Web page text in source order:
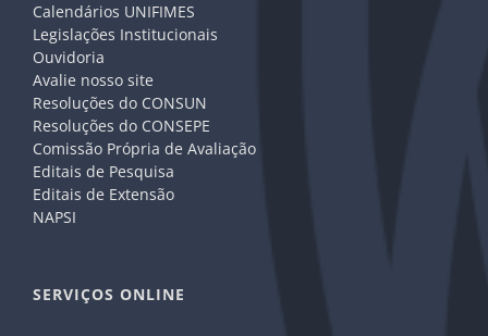
Calendários UNIFIMES
Legislações Institucionais
Ouvidoria
Avalie nosso site
Resoluções do CONSUN
Resoluções do CONSEPE
Comissão Própria de Avaliação
Editais de Pesquisa
Editais de Extensão
NAPSI
SERVIÇOS ONLINE